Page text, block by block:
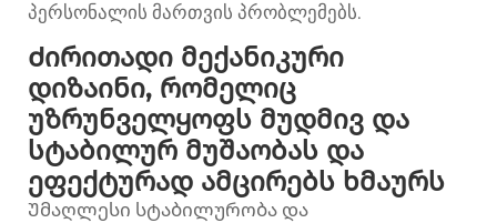
პერსონალის მართვის პრობლემებს.
Ძირითადი მექანიკური
დიზაინი, რომელიც
უზრუნველყოფს მუდმივ და
სტაბილურ მუშაობას და
ეფექტურად ამცირებს ხმაურს
Უმაღლესი სტაბილურობა და